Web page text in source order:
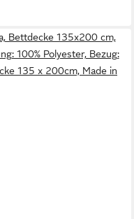
Bettdecke 135x200 cm,
100% Polyester, Bezug:
135 x 200cm, Made in